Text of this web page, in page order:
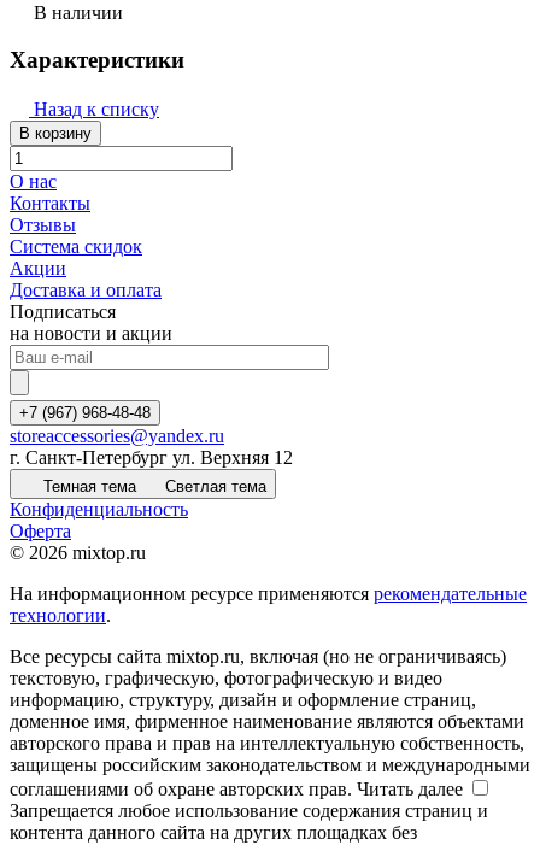
В наличии
Характеристики
Назад к списку
В корзину
О нас
Контакты
Отзывы
Система скидок
Акции
Доставка и оплата
Подписаться
на новости и акции
+7 (967) 968-48-48
storeaccessories@yandex.ru
г. Санкт-Петербург ул. Верхняя 12
Темная тема Светлая тема
Конфиденциальность
Оферта
© 2026 mixtop.ru
На информационном ресурсе применяются рекомендательные
технологии.
Все ресурсы сайта mixtop.ru, включая (но не ограничиваясь)
текстовую, графическую, фотографическую и видео
информацию, структуру, дизайн и оформление страниц,
доменное имя, фирменное наименование являются объектами
авторского права и прав на интеллектуальную собственность,
защищены российским законодательством и международными
соглашениями об охране авторских прав. Читать далее
Запрещается любое использование содержания страниц и
контента данного сайта на других площадках без